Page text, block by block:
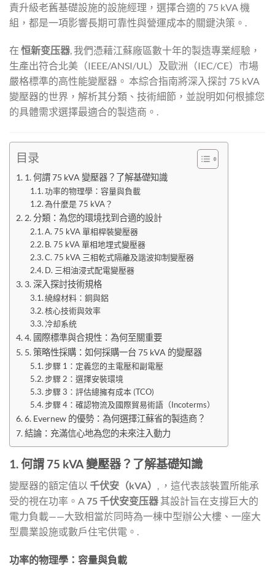
責升級老舊基礎設施的設施經理，選擇合適的 75 kVA 機
組，都是一項影響長期可靠性與營運成本的關鍵決策。.
在 恒新变压器, 我們憑藉江蘇廠區數十年的製造專業經驗，
生產出符合北美（IEEE/ANSI/UL）及歐洲（IEC/CE）市場
嚴格標準的高性能變壓器。 本綜合指南將深入探討 75 kVA
變壓器的世界，解析其分類、技術細節，並說明如何根據您
的具體需求選擇最適合的製造商。.
目录
1. 何謂 75 kVA 變壓器？了解基礎知識
功率的物理學：容量與負載
為什麼是 75 kVA？
2. 分類：為您的環境找到合適的設計
A. 75 kVA 單相桿裝變壓器
B. 75 kVA 單相地埋式變壓器
C. 75 kVA 三相乾式隔離及諧波抑制變壓器
D. 三相油浸式配電變壓器
3. 深入探討技術規格
繞線材料：銅與鋁
核心技術與效率
冷却系统
4. 國際標準與合規性：為何至關重要
5. 策略性採購：如何採購一台 75 kVA 的變壓器
步驟 1：定義您的主電壓和副電壓
步驟 2：選擇安裝環境
步驟 3：評估總擁有成本 (TCO)
步驟 4：確認物流及國際貿易術語（Incoterms）
6. Evernew 的優勢：為何選擇江蘇省的製造商？
結論：充滿信心地為您的未來注入動力
1. 何謂 75 kVA 變壓器？了解基礎知識
變壓器的額定值以 千伏安（kVA） , ，這代表該裝置所能承
受的視在功率。A75 千伏安变压器 其設計旨在支撐巨大的
電力負載——大致相當於同時為一棟中型辦公大樓、一座大
型農業設施或數戶住宅供電。.
功率的物理學：容量與負載